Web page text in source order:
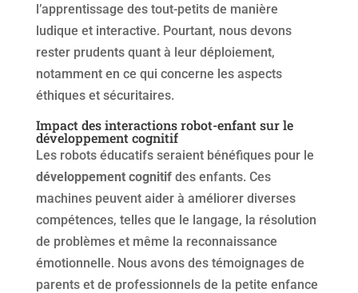
l’apprentissage des tout-petits de manière
ludique et interactive. Pourtant, nous devons
rester prudents quant à leur déploiement,
notamment en ce qui concerne les aspects
éthiques et sécuritaires.
Impact des interactions robot-enfant sur le
développement cognitif
Les robots éducatifs seraient bénéfiques pour le
développement cognitifdes enfants. Ces
machines peuvent aider à améliorer diverses
compétences, telles que le langage, la résolution
de problèmes et même la reconnaissance
émotionnelle. Nous avons des témoignages de
parents et de professionnels de la petite enfance